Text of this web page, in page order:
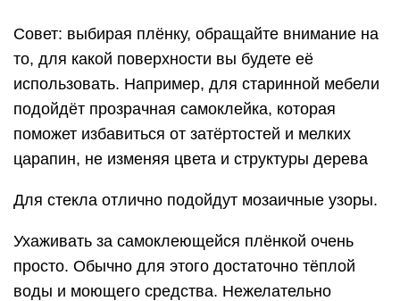
Совет: выбирая плёнку, обращайте внимание на
то, для какой поверхности вы будете её
использовать. Например, для старинной мебели
подойдёт прозрачная самоклейка, которая
поможет избавиться от затёртостей и мелких
царапин, не изменяя цвета и структуры дерева
Для стекла отлично подойдут мозаичные узоры.
Ухаживать за самоклеющейся плёнкой очень
просто. Обычно для этого достаточно тёплой
воды и моющего средства. Нежелательно